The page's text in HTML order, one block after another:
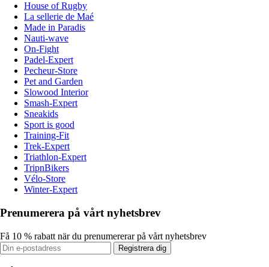
House of Rugby
La sellerie de Maé
Made in Paradis
Nauti-wave
On-Fight
Padel-Expert
Pecheur-Store
Pet and Garden
Slowood Interior
Smash-Expert
Sneakids
Sport is good
Training-Fit
Trek-Expert
Triathlon-Expert
TripnBikers
Vélo-Store
Winter-Expert
Prenumerera på vårt nyhetsbrev
Få 10 % rabatt när du prenumererar på vårt nyhetsbrev
Registrera dig